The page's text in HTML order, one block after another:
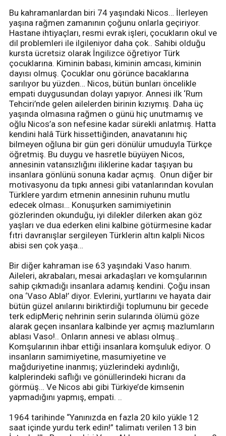
Bu kahramanlardan biri 74 yaşındaki Nicos… İlerleyen
yaşına rağmen zamanının çoğunu onlarla geçiriyor.
Hastane ihtiyaçları, resmi evrak işleri, çocukların okul ve
dil problemleri ile ilgileniyor daha çok.. Sahibi olduğu
kursta ücretsiz olarak İngilizce öğretiyor Türk
çocuklarına. Kiminin babası, kiminin amcası, kiminin
dayısı olmuş. Çocuklar onu görünce bacaklarına
sarılıyor bu yüzden… Nicos, bütün bunları öncelikle
empati duygusundan dolayı yapıyor. Annesi ilk ‘Rum
Tehciri’nde gelen ailelerden birinin kızıymış. Daha üç
yaşında olmasına rağmen o günü hiç unutmamış ve
oğlu Nicos’a son nefesine kadar sürekli anlatmış. Hatta
kendini halâ Türk hissettiğinden, anavatanını hiç
bilmeyen oğluna bir gün geri dönülür umuduyla Türkçe
öğretmiş. Bu duygu ve hasretle büyüyen Nicos,
annesinin vatansızlığını iliklerine kadar taşıyan bu
insanlara gönlünü sonuna kadar açmış. Onun diğer bir
motivasyonu da tıpkı annesi gibi vatanlarından kovulan
Türklere yardım etmenin annesinin ruhunu mutlu
edecek olması… Konuşurken samimiyetinin
gözlerinden okunduğu, iyi dilekler dilerken akan göz
yaşları ve dua ederken elini kalbine götürmesine kadar
fıtri davranışlar sergileyen Türklerin altın kalpli Nicos
abisi sen çok yaşa…
Bir diğer kahraman ise 63 yaşındaki Vaso hanım.
Aileleri, akrabaları, mesai arkadaşları ve komşularının
sahip çıkmadığı insanlara adamış kendini. Çoğu insan
ona ‘Vaso Abla!’ diyor. Evlerini, yurtlarını ve hayata dair
bütün güzel anılarını biriktirdiği toplumunu bir gecede
terk edipMeriç nehrinin serin sularında ölümü göze
alarak geçen insanlara kalbinde yer açmış mazlumların
ablası Vaso!.. Onların annesi ve ablası olmuş..
Komşularının ihbar ettiği insanlara komşuluk ediyor. O
insanların samimiyetine, masumiyetine ve
mağduriyetine inanmış; yüzlerindeki aydınlığı,
kalplerindeki saflığı ve gönüllerindeki hicranı da
görmüş… Ve Nicos abi gibi Türkiye’de kimsenin
yapmadığını yapmış, empati. ..
1964 tarihinde “Yanınızda en fazla 20 kilo yükle 12
saat içinde yurdu terk edin!” talimatı verilen 13 bin